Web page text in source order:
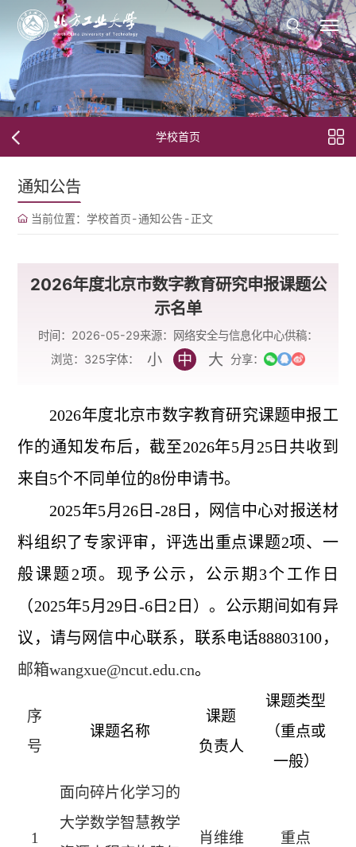
学校首页
通知公告
当前位置： 学校首页-通知公告-正文
2026年度北京市数字教育研究申报课题公
示名单
时间：2026-05-29来源：网络安全与信息化中心供稿：
浏览： 325字体： 小 中 大 分享：
2026年度北京市数字教育研究课题申报工
作的通知发布后，截至2026年5月 25日 共收到
来自 5个不同单位的8份申请书。
2025年5月 26日 -28日，网信中心对报送材
料组织了专家评审，评选出重点课题2项、一
般课题 2项 。现予公示，公示期 3个工作日
（2025年5月 29 日 -6日 2 日）。公示期间如有异
议，请与网信中心联系，联系电话88803100，
邮箱wangxue@ncut.edu.cn。
序
号
课题名称
课题
负责人
课题类型
（重点或
一般）
1
面向碎片化学习的
大学数学智慧教学
肖维维 重点